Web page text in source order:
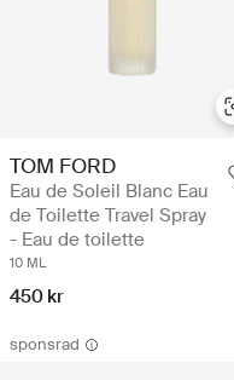
TOM FORD
Eau de Soleil Blanc Eau
de Toilette Travel Spray
- Eau de toilette
10 ML
450 kr
sponsrad